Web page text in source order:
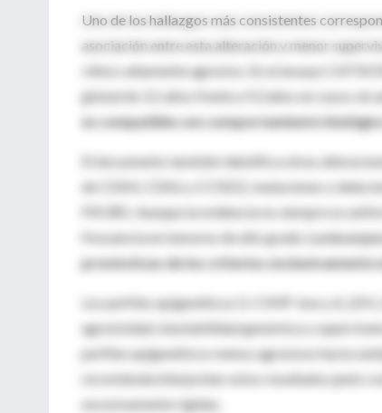
Uno de los hallazgos más consistentes
asociación entre esta alteración y menor
clínico altamente agresivo. En el ensayo
global de 3,1 años frente a 9,3 años en casos sin
es compatible con comportamiento
El documento también identifica otras
de CDK4, CDK6 y CCND2, mutaciones o
PIK3R1. Aunque la evidencia no siempre es
frecuencia en tumores de alto grado.
La
pronósticas de los criterios exclusivamente
Los perfiles epigenéticos G-CIMP-low y
agresividad, inestabilidad genómica y
perfiles epigenéticos menos agresivos hacia
recomienda interpretar estos resultados junto
excesivamente rígidas.